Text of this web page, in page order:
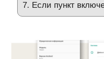
7. Если пункт